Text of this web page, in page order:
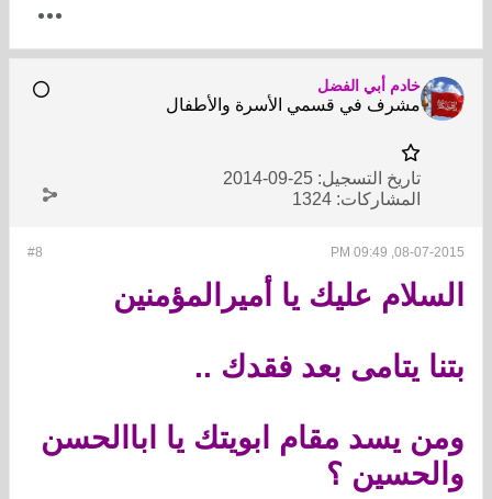
خادم أبي الفضل
مشرف في قسمي الأسرة والأطفال
تاريخ التسجيل: 25-09-2014
المشاركات: 1324
#8 08-07-2015, 09:49 PM
السلام عليك يا أميرالمؤمنين
بتنا يتامى بعد فقدك ..
ومن يسد مقام ابويتك يا اباالحسن
والحسين ؟